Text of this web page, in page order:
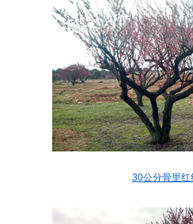
30公分骨里红